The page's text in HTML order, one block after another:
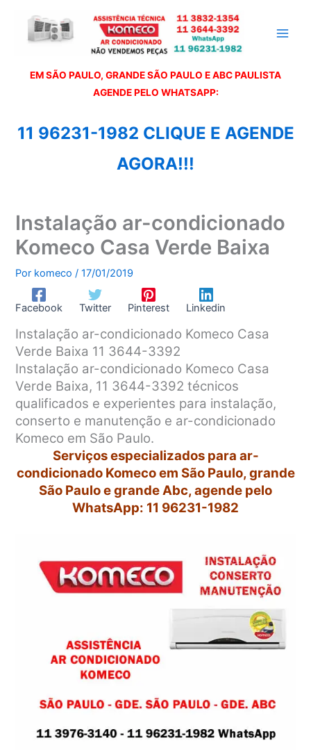
EM SÃO PAULO, GRANDE SÃO PAULO E ABC PAULISTA
AGENDE PELO WHATSAPP:
11 96231-1982 CLIQUE E AGENDE
AGORA!!!
Instalação ar-condicionado
Komeco Casa Verde Baixa
Por komeco/17/01/2019
Facebook Twitter Pinterest Linkedin
Instalação ar-condicionado Komeco Casa
Verde Baixa 11 3644-3392
Instalação ar-condicionado Komeco Casa
Verde Baixa, 11 3644-3392 técnicos
qualificados e experientes para instalação,
conserto e manutenção e ar-condicionado
Komeco em São Paulo.
Serviços especializados para ar-
condicionado Komeco em São Paulo, grande
São Paulo e grande Abc, agende pelo
WhatsApp: 11 96231-1982